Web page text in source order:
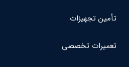
تأمین تجهیزات
تعمیرات تخصصی